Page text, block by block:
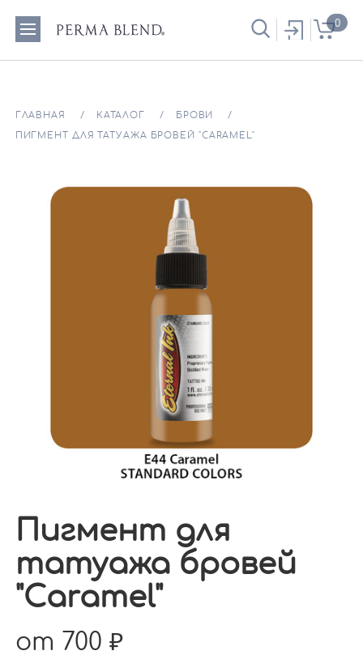
0
ГЛАВНАЯ КАТАЛОГ БРОВИ
ПИГМЕНТ ДЛЯ ТАТУАЖА БРОВЕЙ "CARAMEL"
Пигмент для
татуажа бровей
"Caramel"
от 700